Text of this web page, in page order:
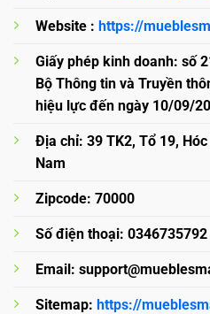
Website : https://
Giấy phép kinh doanh: số
Bộ Thông tin và Truyền
hiệu lực đến ngày 10/09/
Địa chỉ: 39 TK2, Tổ 19,
Nam
Zipcode: 70000
Số điện thoại: 0346735792
Email:
Sitemap: https://